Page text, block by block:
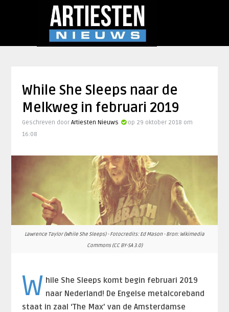
While She Sleeps naar de
Melkweg in februari 2019
Geschreven door Artiesten Nieuws
op 29 oktober 2018 om
16:08
Lawrence Taylor (While She Sleeps) - Fotocredits: Ed Mason - Bron: Wikimedia
Commons (CC BY-SA 3.0)
W hile She Sleeps komt begin februari 2019
naar Nederland! De Engelse metalcoreband
staat in zaal ‘The Max’ van de Amsterdamse